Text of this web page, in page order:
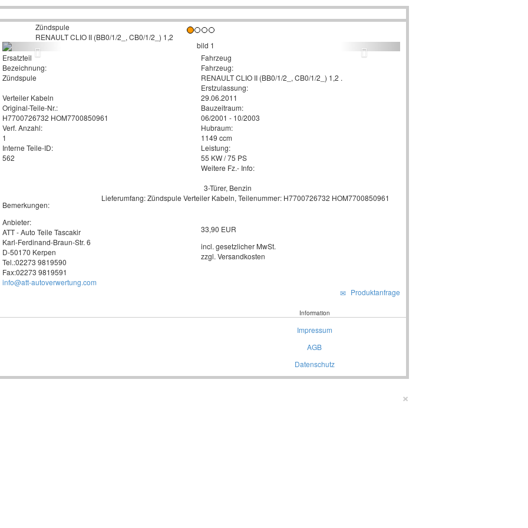
Zündspule
RENAULT CLIO II (BB0/1/2_, CB0/1/2_) 1,2
Ersatzteil
Bezeichnung:
Zündspule
Verteiler Kabeln
Original-Teile-Nr.:
H7700726732 HOM7700850961
Verf. Anzahl:
1
Interne Teile-ID:
562
Fahrzeug
Fahrzeug:
RENAULT CLIO II (BB0/1/2_, CB0/1/2_) 1,2 .
Erstzulassung:
29.06.2011
Bauzeitraum:
06/2001 - 10/2003
Hubraum:
1149 ccm
Leistung:
55 KW / 75 PS
Weitere Fz.- Info:
3-Türer, Benzin
Bemerkungen:
Lieferumfang: Zündspule Verteiler Kabeln, Teilenummer: H7700726732 HOM7700850961
Anbieter:
ATT - Auto Teile Tascakir
Karl-Ferdinand-Braun-Str. 6
D-50170 Kerpen
Tel.:02273 9819590
Fax:02273 9819591
info@att-autoverwertung.com
33,90 EUR
incl. gesetzlicher MwSt.
zzgl. Versandkosten
Produktanfrage
Information
Impressum
AGB
Datenschutz
×